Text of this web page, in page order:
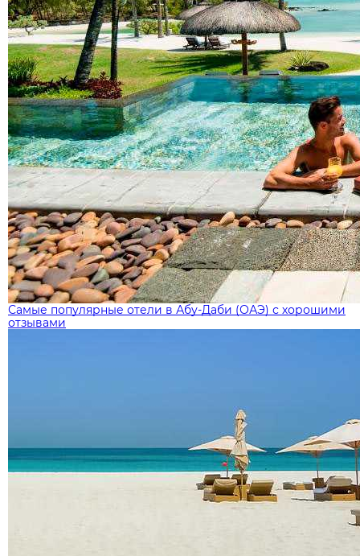
Самые популярные отели в Абу-Даби (ОАЭ) с хорошими
отзывами